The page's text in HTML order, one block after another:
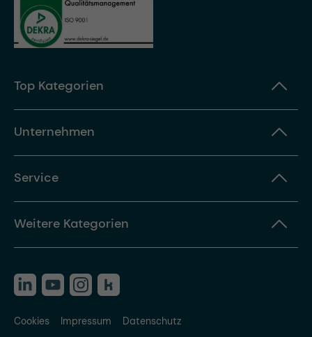
Top Kategorien
Unternehmen
Service
Weitere Kategorien
Cookies Impressum
Datenschutz